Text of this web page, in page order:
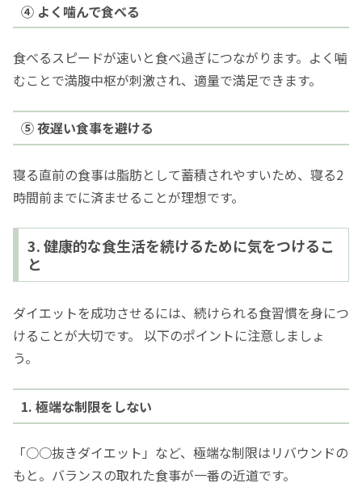
④ よく噛んで食べる
食べるスピードが速いと食べ過ぎにつながります。よく噛
むことで満腹中枢が刺激され、適量で満足できます。
⑤ 夜遅い食事を避ける
寝る直前の食事は脂肪として蓄積されやすいため、寝る2
時間前までに済ませることが理想です。
3. 健康的な食生活を続けるために気をつけるこ
と
ダイエットを成功させるには、続けられる食習慣を身につ
けることが大切です。 以下のポイントに注意しましょ
う。
1. 極端な制限をしない
「○○抜きダイエット」など、極端な制限はリバウンドの
もと。バランスの取れた食事が一番の近道です。